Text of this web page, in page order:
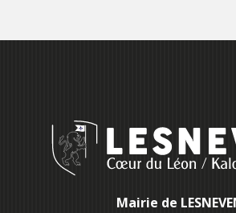
Mairie de